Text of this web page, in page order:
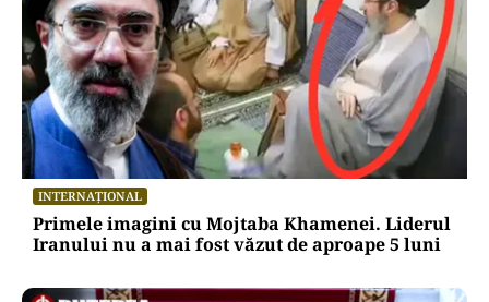
INTERNAȚIONAL
Primele imagini cu Mojtaba Khamenei. Liderul
Iranului nu a mai fost văzut de aproape 5 luni